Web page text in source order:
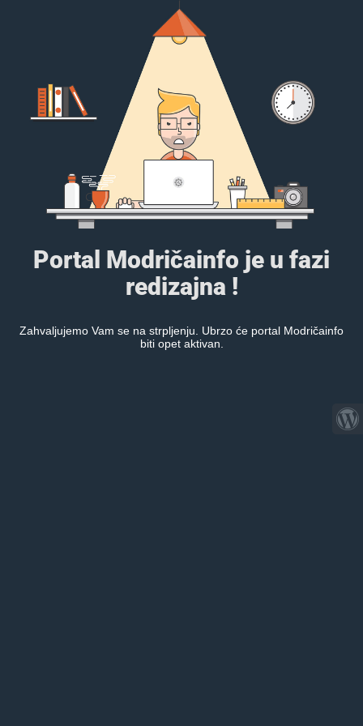
Portal Modričainfo je u fazi
redizajna !
Zahvaljujemo Vam se na strpljenju. Ubrzo će portal Modričainfo
biti opet aktivan.